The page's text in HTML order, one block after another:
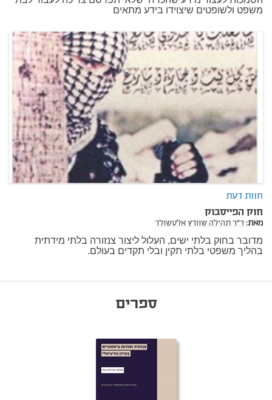
משפט ולשופטים שיצוידו בידע מתאים
חוות דעת
חוק הפייסבוק
מאת:ד"ר תהילה שוורץ אלטשולר
מדובר בחוק בלתי ישים, העלול ליצור צנזורה בלתי מידתית
בהליך משפטי בלתי תקין ובלי תקדים בעולם.
ספרים